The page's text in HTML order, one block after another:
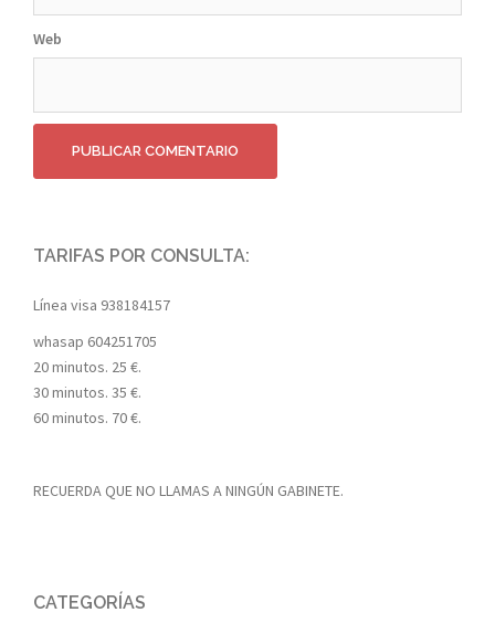
Web
TARIFAS POR CONSULTA:
Línea visa 938184157
whasap 604251705
20 minutos. 25 €.
30 minutos. 35 €.
60 minutos. 70 €.
RECUERDA QUE NO LLAMAS A NINGÚN GABINETE.
CATEGORÍAS